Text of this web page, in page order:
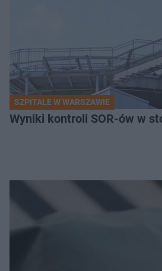
SZPITALE W WARSZAWIE
Wyniki kontroli SOR-ów w